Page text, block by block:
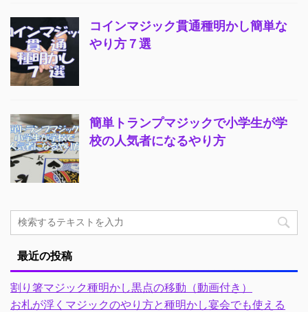
コインマジック貫通種明かし簡単な
やり方７選
簡単トランプマジックで小学生が学
校の人気者になるやり方
最近の投稿
割り箸マジック種明かし黒点の移動（動画付き）
お札が浮くマジックのやり方と種明かし宴会でも使える